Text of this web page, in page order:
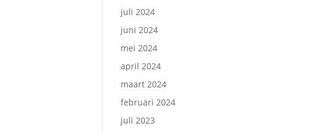
juli 2024
juni 2024
mei 2024
april 2024
maart 2024
februari 2024
juli 2023